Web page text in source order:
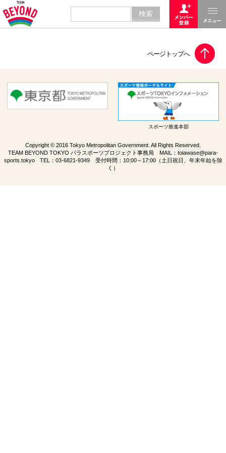
スポーツ推進本部
Copyright © 2016 Tokyo Metropolitan Government. All Rights Reserved.
TEAM BEYOND TOKYO パラスポーツプロジェクト事務局 MAIL： toiawase@para-
sports.tokyoTEL： 03-6821-9349受付時間：10:00～17:00（土日祝日、年末年始を除
く）